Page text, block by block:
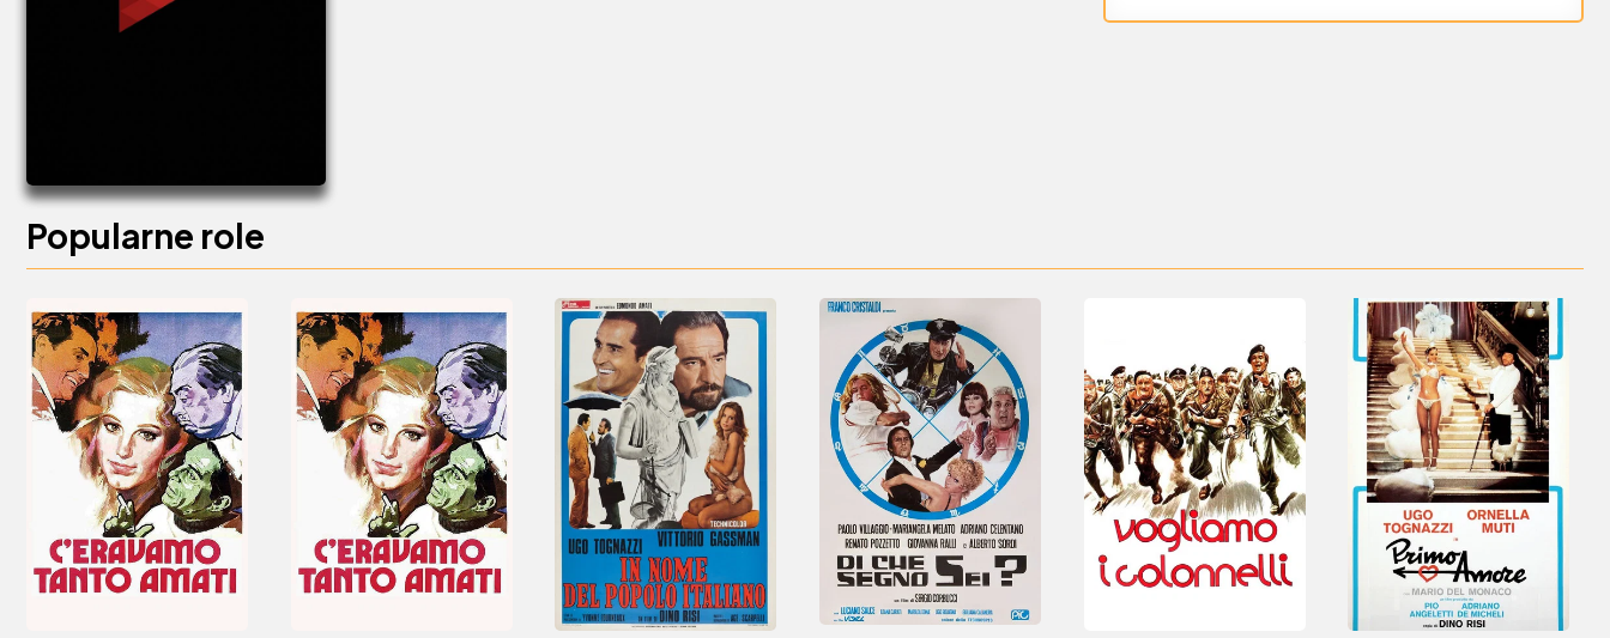
Popularne role